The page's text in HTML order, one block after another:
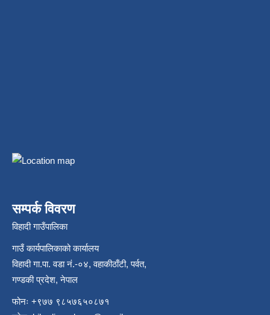
सम्पर्क विवरण
विहादी गाउँपालिका
गाउँ कार्यपालिकाको कार्यालय
विहादी गा.पा. वडा नं.-०४, वहाकीठाँटी, पर्वत,
गण्डकी प्रदेश, नेपाल
फोनः +९७७ ९८५७६५०८७१